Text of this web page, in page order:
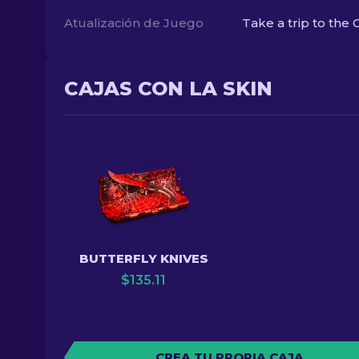
Atualización de Juego
Take a trip to the
CAJAS CON LA SKIN
BUTTERFLY KNIVES
$135.11